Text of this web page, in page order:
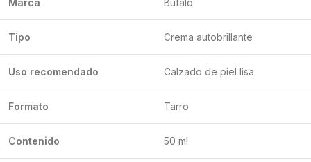
Marca Búfalo
Tipo Crema autobrillante
Uso recomendado Calzado de piel lisa
Formato Tarro
Contenido 50 ml